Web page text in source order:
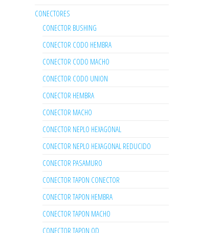
CONECTORES
CONECTOR BUSHING
CONECTOR CODO HEMBRA
CONECTOR CODO MACHO
CONECTOR CODO UNION
CONECTOR HEMBRA
CONECTOR MACHO
CONECTOR NEPLO HEXAGONAL
CONECTOR NEPLO HEXAGONAL REDUCIDO
CONECTOR PASAMURO
CONECTOR TAPON CONECTOR
CONECTOR TAPON HEMBRA
CONECTOR TAPON MACHO
CONECTOR TAPON OD